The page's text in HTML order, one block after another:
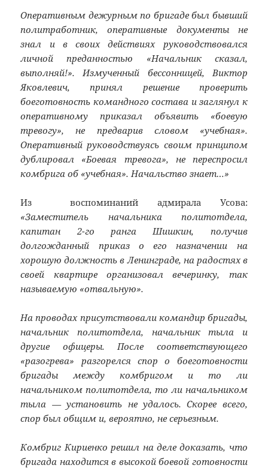
Оперативным дежурным по бригаде был бывший
политработник, оперативные документы не
знал и в своих действиях руководствовался
личной преданностью «Начальник сказал,
выполняй!». Измученный бессонницей, Виктор
Яковлевич, принял решение проверить
боеготовность командного состава и заглянул к
оперативному приказал объявить «боевую
тревогу», не предварив словом «учебная».
Оперативный руководствуясь своим принципом
дублировал «Боевая тревога», не переспросил
комбрига об «учебная». Начальство знает…»
Из воспоминаний адмирала Усова:
«Заместитель начальника политотдела,
капитан 2-го ранга Шишкин, получив
долгожданный приказ о его назначении на
хорошую должность в Ленинграде, на радостях в
своей квартире организовал вечеринку, так
называемую «отвальную».
На проводах присутствовали командир бригады,
начальник политотдела, начальник тыла и
другие офицеры. После соответствующего
«разогрева» разгорелся спор о боеготовности
бригады между комбригом и то ли
начальником политотдела, то ли начальником
тыла — установить не удалось. Скорее всего,
спор был общим и, вероятно, не серьезным.
Комбриг Кириенко решил на деле доказать, что
бригада находится в высокой боевой готовности